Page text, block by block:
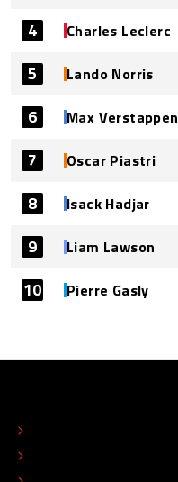
4 Charles Leclerc
5 Lando Norris
6 Max Verstappen
7 Oscar Piastri
8 Isack Hadjar
9 Liam Lawson
10 Pierre Gasly